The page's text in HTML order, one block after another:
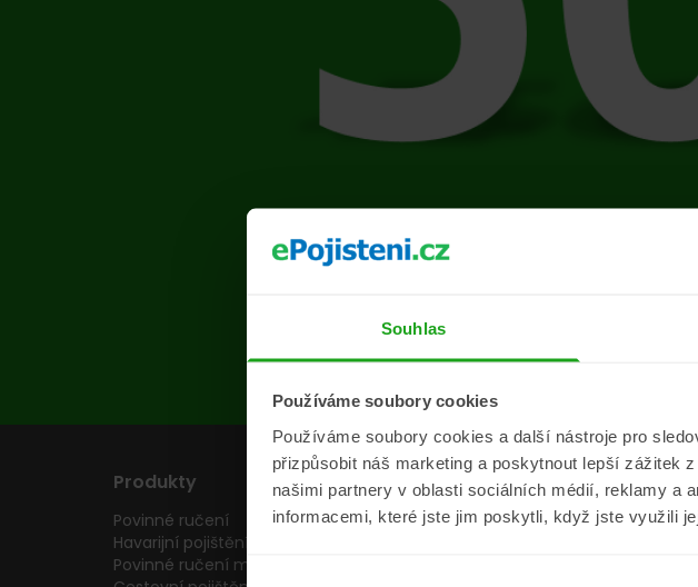
Souhlas
Používáme soubory cookies
Používáme soubory cookies a další nástroje pro
přizpůsobit náš marketing a poskytnout lepší zážitek
našimi partnery v oblasti sociálních médií, reklamy a
informacemi, které jste jim poskytli, když jste využili
Na stránce
Přejít
Produkty
Povinné ručení
Havarijní pojištění
Povinné ručení motocyklu
Pojišťovny
Pojišťovny
Aktuality